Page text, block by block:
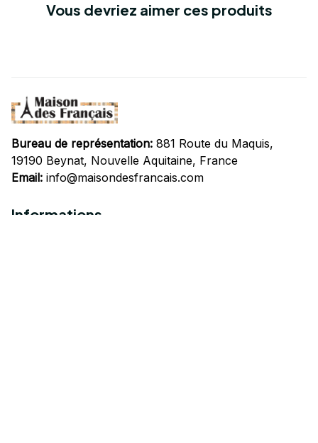
Vous devriez aimer ces produits
Bureau de représentation: 881 Route du Maquis,
19190 Beynat, Nouvelle Aquitaine, France
Email: info@maisondesfrancais.com
Informations